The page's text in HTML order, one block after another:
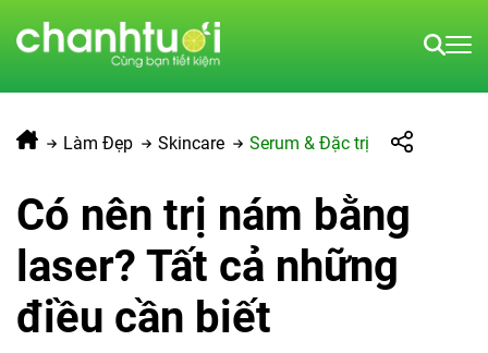
Làm Đẹp Skincare Serum & Đặc trị
Có nên trị nám bằng
laser? Tất cả những
điều cần biết